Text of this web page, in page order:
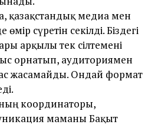
қазақстандық медиа мен
сүретін секілді. Біздегі
арқылы тек сілтемені
орнатып, аудиториямен
жасамайды. Ондай формат
координаторы,
маманы Бақыт